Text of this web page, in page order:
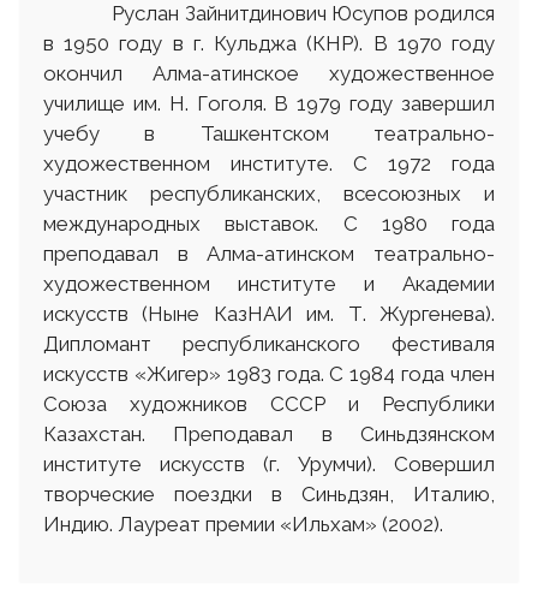
Руслан Зайнитдинович Юсупов родился
в 1950 году в г. Кульджа (КНР). В 1970 году
окончил Алма-атинское художественное
училище им. Н. Гоголя. В 1979 году завершил
учебу в Ташкентском театрально-
художественном институте. С 1972 года
участник республиканских, всесоюзных и
международных выставок. С 1980 года
преподавал в Алма-атинском театрально-
художественном институте и Академии
искусств (Ныне КазНАИ им. Т. Жургенева).
Дипломант республиканского фестиваля
искусств «Жигер» 1983 года. С 1984 года член
Союза художников СССР и Республики
Казахстан. Преподавал в Синьдзянском
институте искусств (г. Урумчи). Совершил
творческие поездки в Синьдзян, Италию,
Индию. Лауреат премии «Ильхам» (2002).